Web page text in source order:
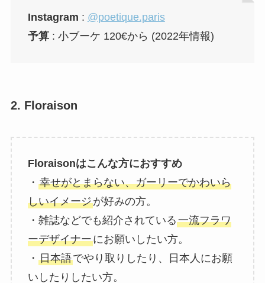
Instagram : @poetique.paris
予算: 小ブーケ 120€から (2022年情報)
2. Floraison
Floraisonはこんな方におすすめ
・ 幸せがとまらない、ガーリーでかわいら
しいイメージが好みの方。
・雑誌などでも紹介されている一流フラワ
ーデザイナーにお願いしたい方。
・ 日本語でやり取りしたり、日本人にお願
いしたりしたい方。